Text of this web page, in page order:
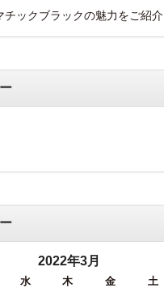
チックブラックの魅力をご紹介
2022年3月
水 木 金 土